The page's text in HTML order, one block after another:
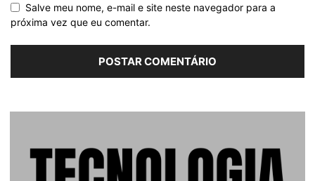
Salve meu nome, e-mail e site neste navegador para a
próxima vez que eu comentar.